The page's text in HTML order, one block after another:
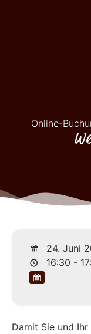
Online-
24. Juni
16:30 -
Damit Sie und